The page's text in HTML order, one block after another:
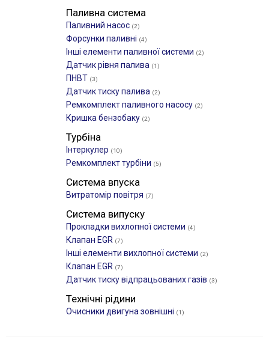
Паливна система
Паливний насос (2)
Форсунки паливні (4)
Інші елементи паливної системи (2)
Датчик рівня палива (1)
ПНВТ (3)
Датчик тиску палива (2)
Ремкомплект паливного насосу (2)
Кришка бензобаку (2)
Турбіна
Інтеркулер (10)
Ремкомплект турбіни (5)
Система впуска
Витратомір повітря (7)
Система випуску
Прокладки вихлопної системи (4)
Клапан EGR (7)
Інші елементи вихлопної системи (2)
Клапан EGR (7)
Датчик тиску відпрацьованих газів (3)
Технічні рідини
Очисники двигуна зовнішні (1)